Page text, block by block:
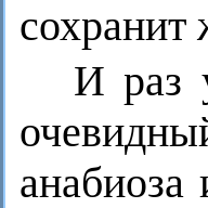
сохранит
И раз
анабиоза